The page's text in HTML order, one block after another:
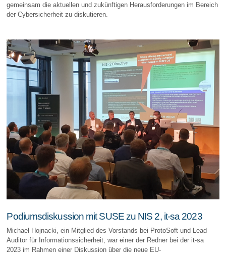
gemeinsam die aktuellen und zukünftigen Herausforderungen im Bereich
der Cybersicherheit zu diskutieren.
Podiumsdiskussion mit SUSE zu NIS 2, it-sa 2023
Michael Hojnacki, ein Mitglied des Vorstands bei ProtoSoft und Lead
Auditor für Informationssicherheit, war einer der Redner bei der it-sa
2023 im Rahmen einer Diskussion über die neue EU-